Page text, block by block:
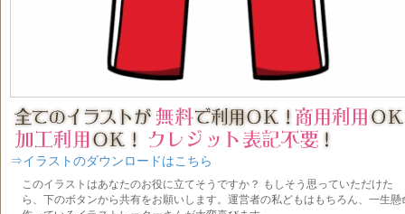
⇒イラストのダウンロードはこちら